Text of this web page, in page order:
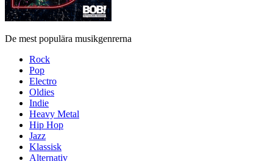
De mest populära musikgenrerna
Rock
Pop
Electro
Oldies
Indie
Heavy Metal
Hip Hop
Jazz
Klassisk
Alternativ